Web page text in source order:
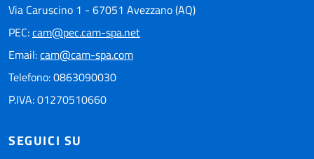
Via Caruscino 1 - 67051 Avezzano (AQ)
PEC:cam@pec.cam-spa.net
Email:cam@cam-spa.com
Telefono: 0863090030
P.IVA: 01270510660
SEGUICI SU